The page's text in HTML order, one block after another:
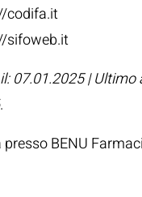
codifa.it
sifoweb.it
07.01.2025 |
.
BENU